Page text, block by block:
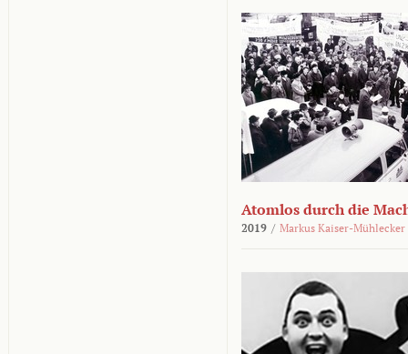
Atomlos durch die
2019 / Markus Kaiser-Mühlecker